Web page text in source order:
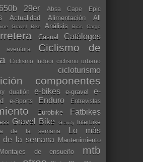
29er Absa Cape Epic
Actualidad Alimentación
All
Gravel Bike Análisis Bicis Cargo
Casual Catálogos
Ciclismo de
Ciclismo Indoor ciclismo urbano
cicloturismo
componentes
duatlón e-bikes e-gravel
e-
e-Sports Enduro Entrevistas
Eurobike Fatbikes
Gravel Bike Gravity Interbike
de la semana
Lo más
de la semana
Mantenimiento
Montajes de ensueño mtb